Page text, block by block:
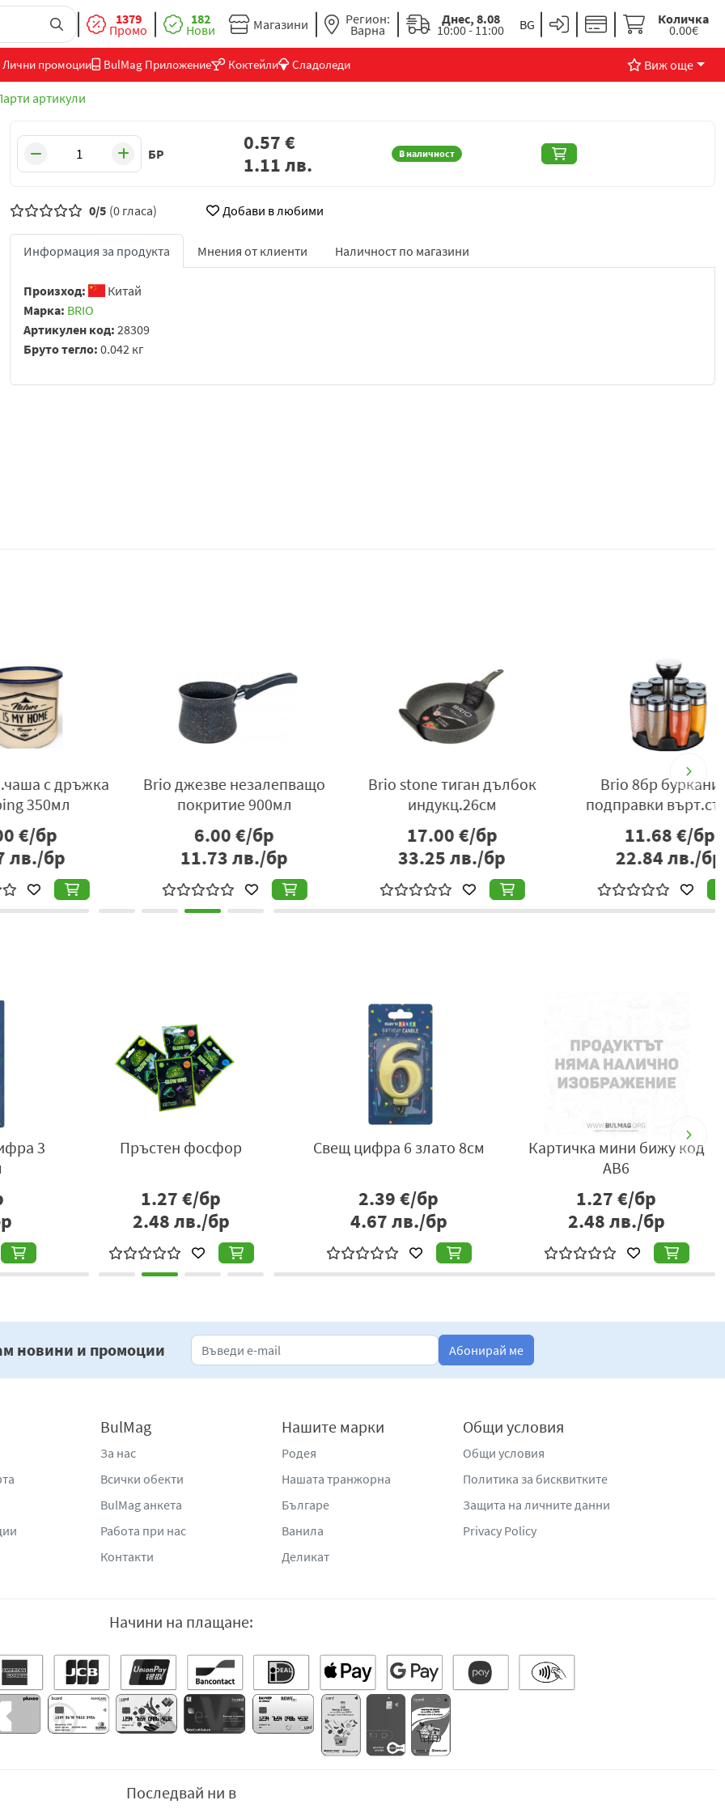
1379
Промо
182
Нови Магазини Регион:
Варна
Днес, 8.08
10:00 - 11:00
Количка
0.00€
Лични промоции BulMag Приложение Коктейли Сладоледи Виж още
артикули
БР В наличност
0.57€
1.11лв.
0/5 (0 гласа) Добави в любими
Информация за продукта Мнения от клиенти Наличност по магазини
Произход:
Китай
Марка: BRIO
Артикулен код: 28309
Бруто тегло: 0.042 кг
Brio джезве незалепващо
покритие 900мл
€/бр
лв./бр
Brio stone тиган дълбок
индукц.26см
€/бр
лв./бр
Brio 8бр буркани за
подправки върт.стойка
€/бр
лв./бр
3
Пръстен фосфор
1.27€/бр
2.48лв./бр
Свещ цифра 6 злато 8см
2.39€/бр
4.67лв./бр
Картичка мини бижу код
АВ6
1.27€/бр
2.48лв./бр
новини и промоции Абонирай ме
BulMag
За нас
Всички обекти
BulMag анкета
Работа при нас
Контакти
Нашите марки
Родея
Нашата транжорна
Българе
Ванила
Деликат
Общи условия
Общи условия
Политика за бисквитките
Защита на личните данни
Privacy Policy
Начини на плащане:
Последвай ни в